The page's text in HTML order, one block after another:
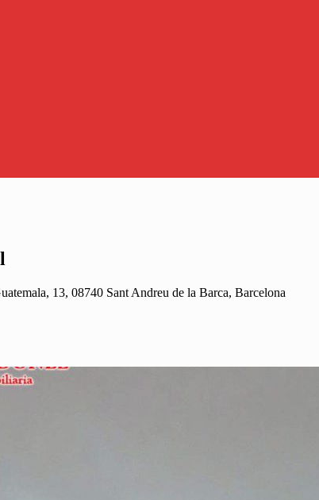
13, 08740 Sant Andreu de la Barca, Barcelona